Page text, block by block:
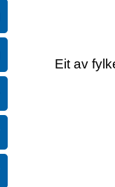
Eit av